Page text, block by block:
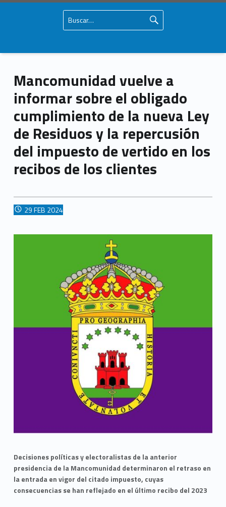
Mancomunidad vuelve a informar sobre el obligado cumplimiento de la nueva Ley de Residuos y la repercusión del impuesto de vertido en los recibos de los clientes – Mancomunidad del Campo de Gibraltar
Primary Menu Buscar:
Mancomunidad vuelve a
informar sobre el obligado
cumplimiento de la nueva Ley
de Residuos y la repercusión
del impuesto de vertido en los
recibos de los clientes
POSTED ON:
29FEB 2024
Decisiones políticas y electoralistas de la anterior
presidencia de la Mancomunidad determinaron el retraso en
la entrada en vigor del citado impuesto, cuyas
consecuencias se han reflejado en el último recibo del 2023